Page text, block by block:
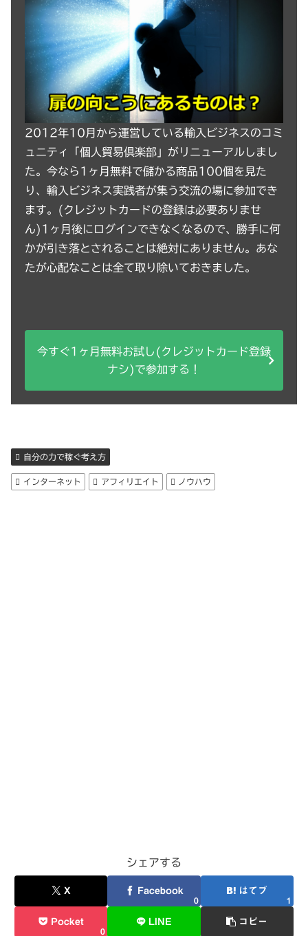
2012年10月から運営している輸入ビジネスのコミ
ュニティ「個人貿易倶楽部」がリニューアルしまし
た。今なら1ヶ月無料で儲かる商品100個を見た
り、輸入ビジネス実践者が集う交流の場に参加でき
ます。(クレジットカードの登録は必要ありませ
ん)1ヶ月後にログインできなくなるので、勝手に何
かが引き落とされることは絶対にありません。あな
たが心配なことは全て取り除いておきました。
今すぐ1ヶ月無料お試し(クレジットカード登録
ナシ)で参加する！
自分の力で稼ぐ考え方
インターネット アフィリエイト ノウハウ
シェアする
X Facebook
0
はてブ
1
Pocket
0
LINE コピー